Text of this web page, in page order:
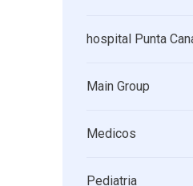
hospital Punta
Main Group
Medicos
Pediatria